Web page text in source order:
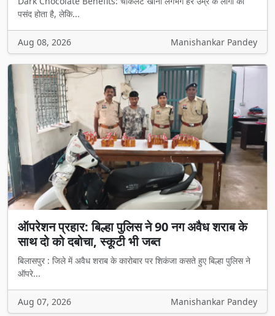
पसंद होता है, लेकि...
Aug 08, 2026 Manishankar Pandey
ऑपरेशन प्रहार: बिल्हा पुलिस ने 90 नग अवैध शराब के
साथ दो को दबोचा, स्कूटी भी जब्त
बिलासपुर : जिले में अवैध शराब के कारोबार पर शिकंजा कसते हुए बिल्हा पुलिस ने
ऑपरे...
Aug 07, 2026 Manishankar Pandey